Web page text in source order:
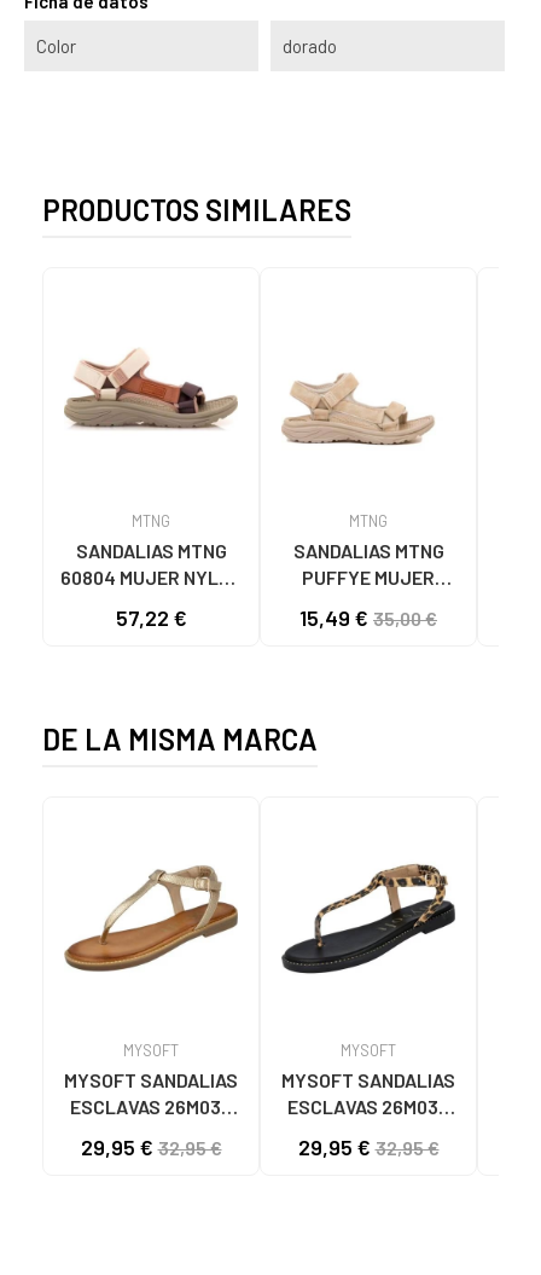
Color dorado
PRODUCTOS SIMILARES
MTNG
SANDALIAS MTNG
60804 MUJER NYLON
TAUPE C59615 - -
57,22 €
MTNG
SANDALIAS MTNG
PUFFYE MUJER
C60056 C60056 -
15,49 € 35,00 €
DE LA MISMA MARCA
MYSOFT
MYSOFT SANDALIAS
ESCLAVAS 26M035
29,95 €32,95 €
MYSOFT
MYSOFT SANDALIAS
ESCLAVAS 26M035
LEOPARDO-NEGRO
29,95 €32,95 €